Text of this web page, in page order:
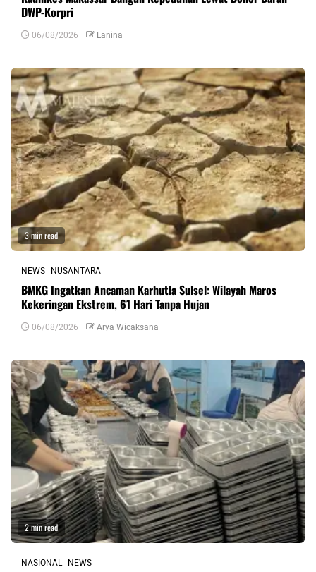
DWP-Korpri
06/08/2026 Lanina
3 min read
NEWS NUSANTARA
BMKG Ingatkan Ancaman Karhutla Sulsel: Wilayah Maros
Kekeringan Ekstrem, 61 Hari Tanpa Hujan
06/08/2026 Arya Wicaksana
2 min read
NASIONAL NEWS